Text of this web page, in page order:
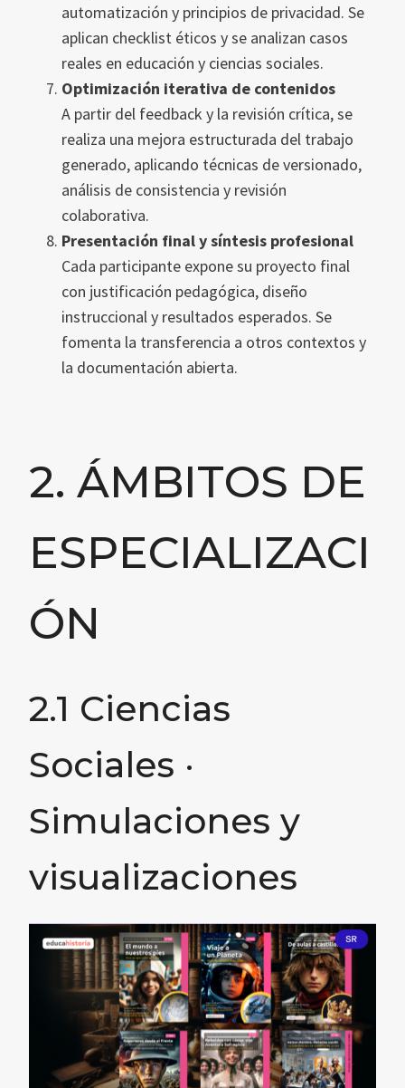
automatización y principios de privacidad. Se
aplican checklist éticos y se analizan casos
reales en educación y ciencias sociales.
Optimización iterativa de contenidos
A partir del feedback y la revisión crítica, se
realiza una mejora estructurada del trabajo
generado, aplicando técnicas de versionado,
análisis de consistencia y revisión
colaborativa.
Presentación final y síntesis profesional
Cada participante expone su proyecto final
con justificación pedagógica, diseño
instruccional y resultados esperados. Se
fomenta la transferencia a otros contextos y
la documentación abierta.
2. ÁMBITOS DE
ESPECIALIZACI
ÓN
2.1 Ciencias
Sociales ·
Simulaciones y
visualizaciones